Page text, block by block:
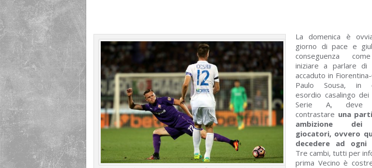
La domenica è
giorno di pace e
conseguenza
iniziare a parlare di
accaduto in
Paulo Sousa, in
esordio casalingo dei
Serie A, deve
contrastare una
ambizione
giocatori, ovvero
decedere ad ogni
Tre cambi, tutti per
prima Vecino è